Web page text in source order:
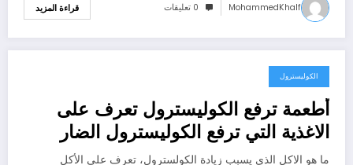
MohammedKhalf 0 تعليقات قراءة المزيد
سبتمبر 17, 2020
الكوليسترول
أطعمة ترفع الكوليسترول تعرف على
الاغذية التي ترفع الكوليسترول الضار
ما هو الاكل الذي يسبب زيادة الكولسترول، تعرف على الأكل